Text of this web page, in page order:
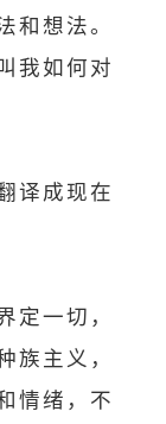
想法。
我如何对
译成现在
定一切，
族主义，
情绪，不